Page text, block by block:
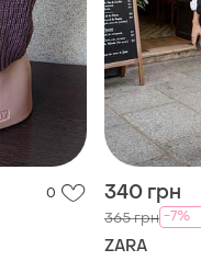
0 340 грн
365 грн -7%
ZARA